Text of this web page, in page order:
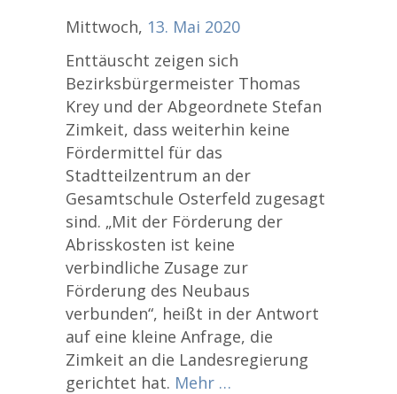
Mittwoch, 13. Mai 2020
Enttäuscht zeigen sich
Bezirksbürgermeister Thomas
Krey und der Abgeordnete Stefan
Zimkeit, dass weiterhin keine
Fördermittel für das
Stadtteilzentrum an der
Gesamtschule Osterfeld zugesagt
sind. „Mit der Förderung der
Abrisskosten ist keine
verbindliche Zusage zur
Förderung des Neubaus
verbunden“, heißt in der Antwort
auf eine kleine Anfrage, die
Zimkeit an die Landesregierung
gerichtet hat. Mehr …